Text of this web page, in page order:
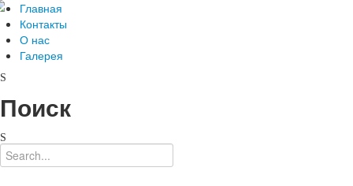
Главная
Контакты
О нас
Галерея
Поиск